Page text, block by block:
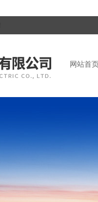
网站首